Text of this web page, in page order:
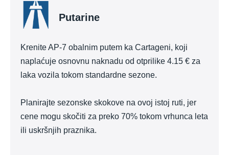
Putarine
Krenite AP-7 obalnim putem ka Cartageni, koji
naplaćuje osnovnu naknadu od otprilike 4.15 € za
laka vozila tokom standardne sezone.
Planirajte sezonske skokove na ovoj istoj ruti, jer
cene mogu skočiti za preko 70% tokom vrhunca leta
ili uskršnjih praznika.